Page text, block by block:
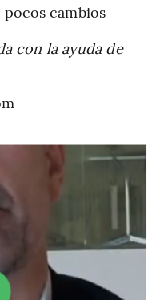
cambios
con la ayuda de